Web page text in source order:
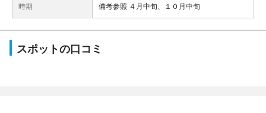
時期 備考参照 ４月中旬、１０月中旬
スポットの口コミ